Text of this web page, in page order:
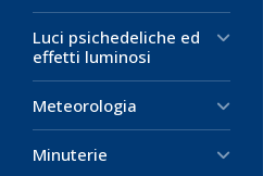
Luci psichedeliche ed
effetti luminosi
Meteorologia
Minuterie